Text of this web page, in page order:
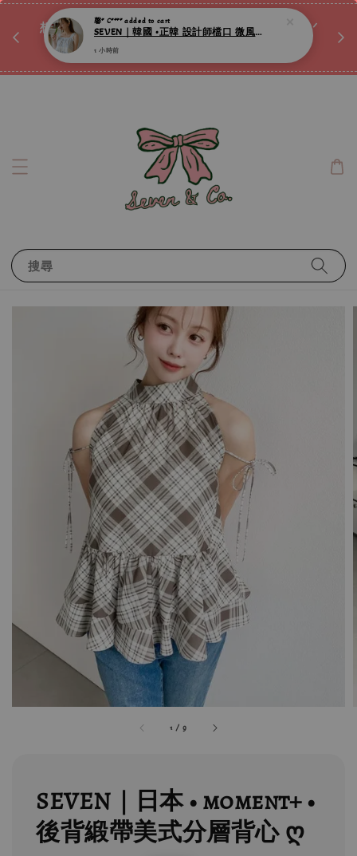
想訂製屬於自己的『水晶手鍊』嗎ꕀ♡ 私訊我們.ᐟ.ᐟ
📣Instagram 這邊按下去
搜尋
1 /9
SEVEN｜日本 • moment+ •
後背緞帶美式分層背心 ღ
馨* C****added to cart
1 小時前